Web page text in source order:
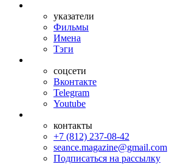
указатели
Фильмы
Имена
Тэги
соцсети
Вконтакте
Telegram
Youtube
контакты
+7 (812) 237-08-42
seance.magazine@gmail.com
Подписаться на рассылку